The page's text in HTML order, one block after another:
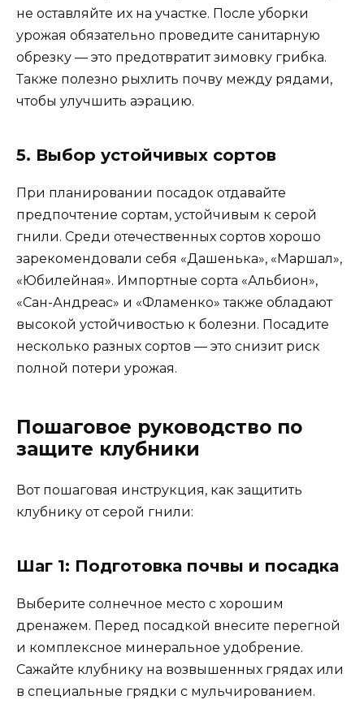
не оставляйте их на участке. После уборки
урожая обязательно проведите санитарную
обрезку — это предотвратит зимовку грибка.
Также полезно рыхлить почву между рядами,
чтобы улучшить аэрацию.
5. Выбор устойчивых сортов
При планировании посадок отдавайте
предпочтение сортам, устойчивым к серой
гнили. Среди отечественных сортов хорошо
зарекомендовали себя «Дашенька», «Маршал»,
«Юбилейная». Импортные сорта «Альбион»,
«Сан-Андреас» и «Фламенко» также обладают
высокой устойчивостью к болезни. Посадите
несколько разных сортов — это снизит риск
полной потери урожая.
Пошаговое руководство по
защите клубники
Вот пошаговая инструкция, как защитить
клубнику от серой гнили:
Шаг 1: Подготовка почвы и посадка
Выберите солнечное место с хорошим
дренажем. Перед посадкой внесите перегной
и комплексное минеральное удобрение.
Сажайте клубнику на возвышенных грядах или
в специальные грядки с мульчированием.